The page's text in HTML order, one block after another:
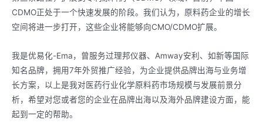
CDMO正处于一个快速发展的阶段。我们认为，原料药企业的增长
空间将进一步打开，这些企业将能够向CMO/CDMO扩展。
我是优易化-Ema，曾服务过理邦仪器、Amway安利、如新等国际
知名品牌，拥用7年外贸推广经验，为企业提供品牌出海与业务增
长方案，以上是我对医药行业化学原料药市场规模与发展前景分
析，希望对您或者您的企业在品牌出海以及海外品牌建设方面，能
起到一定的帮助。